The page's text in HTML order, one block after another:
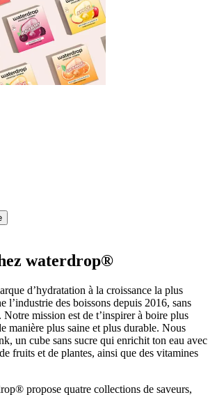
waterdrop®
d’hydratation à la croissance la plus
l’industrie des boissons depuis 2016, sans
Notre mission est de t’inspirer à boire plus
manière plus saine et plus durable. Nous
un cube sans sucre qui enrichit ton eau avec
fruits et de plantes, ainsi que des vitamines
propose quatre collections de saveurs,